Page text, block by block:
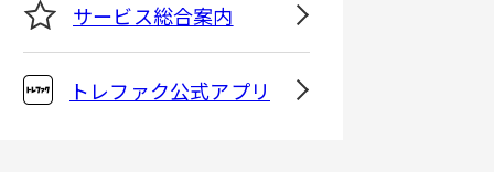
サービス総合案内
トレファク公式アプリ